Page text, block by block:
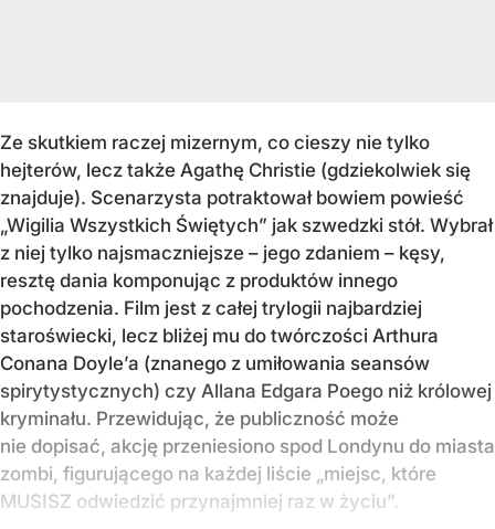
Ze skutkiem raczej mizernym, co cieszy nie tylko
hejterów, lecz także Agathę Christie (gdziekolwiek się
znajduje). Scenarzysta potraktował bowiem powieść
„Wigilia Wszystkich Świętych” jak szwedzki stół. Wybrał
z niej tylko najsmaczniejsze – jego zdaniem – kęsy,
resztę dania komponując z produktów innego
pochodzenia. Film jest z całej trylogii najbardziej
staroświecki, lecz bliżej mu do twórczości Arthura
Conana Doyle’a (znanego z umiłowania seansów
spirytystycznych) czy Allana Edgara Poego niż królowej
kryminału. Przewidując, że publiczność może
nie dopisać, akcję przeniesiono spod Londynu do miasta
zombi, figurującego na każdej liście „miejsc, które
MUSISZ odwiedzić przynajmniej raz w życiu”.